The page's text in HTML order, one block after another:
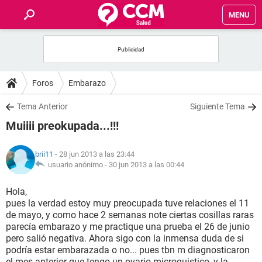
MENU
FOROS
SALUD
FAMILIA
NUTRICIÓN
BIENESTAR
SEXUALIDAD
GLOSARIO
Foros Embarazo
Tema Anterior Siguiente Tema
Muiiii preokupada...!!!
brii11 - 28 jun 2013 a las 23:44
usuario anónimo - 30 jun 2013 a las 00:44
Hola,
pues la verdad estoy muy preocupada tuve relaciones el 11
de mayo, y como hace 2 semanas note ciertas cosillas raras
parecía embarazo y me practique una prueba el 26 de junio
pero salió negativa. Ahora sigo con la inmensa duda de si
podría estar embarazada o no... pues tbn m diagnosticaron